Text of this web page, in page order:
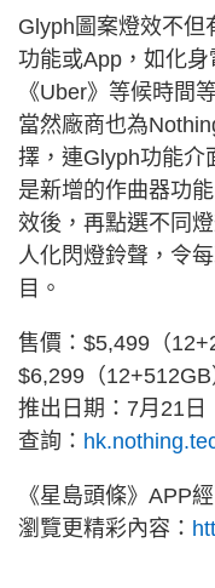
Glyph圖案燈效不但
功能或App，如化
《Uber》等候時間
當然廠商也為
擇，連Glyph功能介
是新增的作曲器功
效後，再點選不同
人化閃燈鈴聲，令
目。
售價：$5,499（
$6,299（12+512GB
推出日期：7月21日
查詢：
《星島頭條》APP
瀏覽更精彩內容：